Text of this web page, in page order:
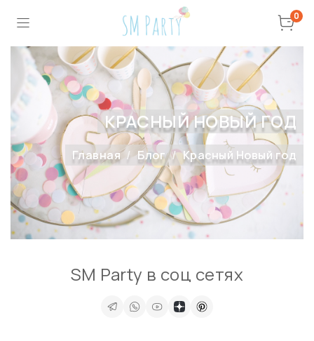
0
КРАСНЫЙ НОВЫЙ ГОД
Главная Блог Красный Новый год
SM Party в соц сетях